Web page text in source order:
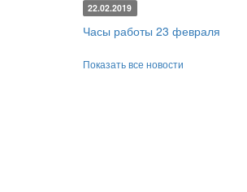
22.02.2019
Часы работы 23 февраля
Показать все новости